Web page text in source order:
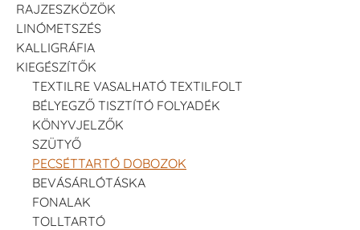
RAJZESZKÖZÖK
LINÓMETSZÉS
KALLIGRÁFIA
KIEGÉSZÍTŐK
TEXTILRE VASALHATÓ TEXTILFOLT
BÉLYEGZŐ TISZTÍTÓ FOLYADÉK
KÖNYVJELZŐK
SZÜTYŐ
PECSÉTTARTÓ DOBOZOK
BEVÁSÁRLÓTÁSKA
FONALAK
TOLLTARTÓ